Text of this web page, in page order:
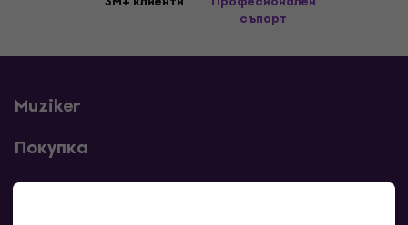
съпорт
Muziker
Покупка
Полезни линкове